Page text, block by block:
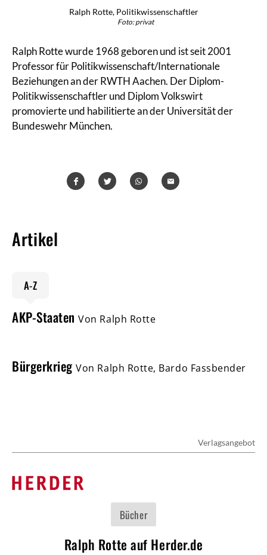
Ralph Rotte, Politikwissenschaftler
Foto: privat
Ralph Rotte wurde 1968 geboren und ist seit 2001
Professor für Politikwissenschaft/Internationale
Beziehungen an der RWTH Aachen. Der Diplom-
Politikwissenschaftler und Diplom Volkswirt
promovierte und habilitierte an der Universität der
Bundeswehr München.
Artikel
A-Z
AKP-Staaten Von Ralph Rotte
Bürgerkrieg Von Ralph Rotte, Bardo Fassbender
Verlagsangebot
Bücher
Ralph Rotte auf Herder.de